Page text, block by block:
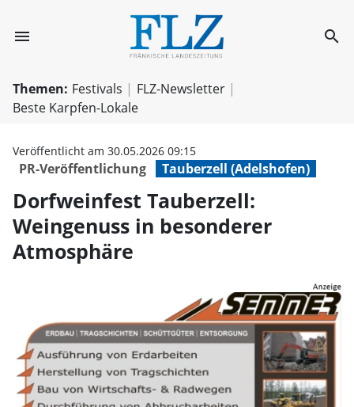
menu Dorfweinfest search
Themen: Festivals
FLZ-Newsletter
Beste Karpfen-Lokale
PR-Veröffentlichung Tauberzell (Adelshofen)
Veröffentlicht am 30.05.2026 09:15
Dorfweinfest Tauberzell:
Weingenuss in besonderer
Atmosphäre